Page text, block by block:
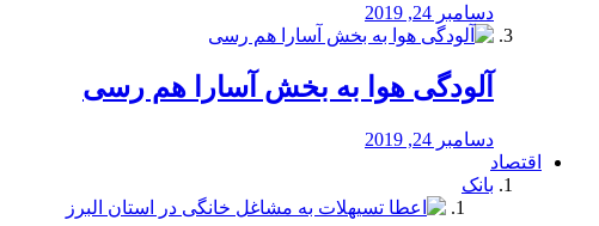
دسامبر 24, 2019
آلودگی هوا به بخش آسارا هم رسی
دسامبر 24, 2019
اقتصاد
بانک